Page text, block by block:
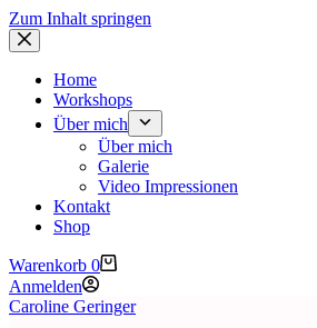
Zum Inhalt springen
Home
Workshops
Über mich
Über mich
Galerie
Video Impressionen
Kontakt
Shop
Warenkorb 0
Anmelden
Caroline Geringer